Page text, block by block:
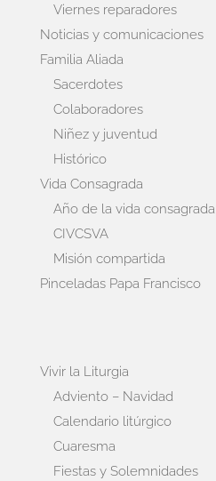
Viernes reparadores
Noticias y comunicaciones
Familia Aliada
Sacerdotes
Colaboradores
Niñez y juventud
Histórico
Vida Consagrada
Año de la vida consagrada
CIVCSVA
Misión compartida
Pinceladas Papa Francisco
Vivir la Liturgia
Adviento – Navidad
Calendario litúrgico
Cuaresma
Fiestas y Solemnidades